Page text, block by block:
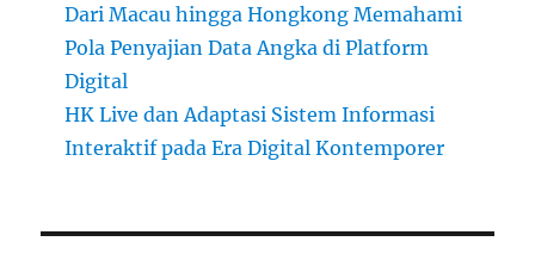
Dari Macau hingga Hongkong Memahami
Pola Penyajian Data Angka di Platform
Digital
HK Live dan Adaptasi Sistem Informasi
Interaktif pada Era Digital Kontemporer